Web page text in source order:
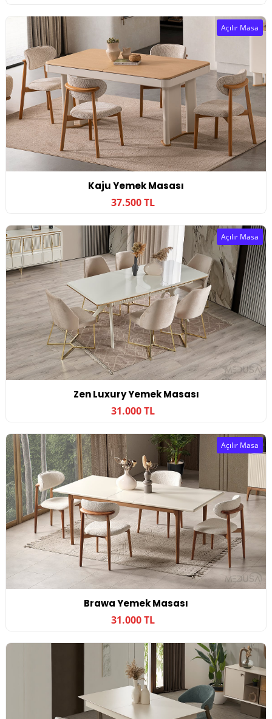
Kaju Yemek Masası
37.500 TL
Açılır Masa
Zen Luxury Yemek Masası
31.000 TL
Açılır Masa
Brawa Yemek Masası
31.000 TL
Açılır Masa